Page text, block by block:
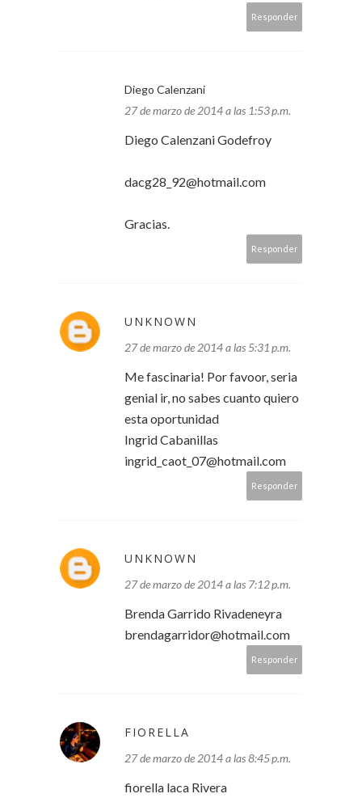
Responder
Diego Calenzani
27 de marzo de 2014 a las 1:53 p.m.
Diego Calenzani Godefroy
dacg28_92@hotmail.com
Gracias.
Responder
UNKNOWN
27 de marzo de 2014 a las 5:31 p.m.
Me fascinaria! Por favoor, seria
genial ir, no sabes cuanto quiero
esta oportunidad
Ingrid Cabanillas
ingrid_caot_07@hotmail.com
Responder
UNKNOWN
27 de marzo de 2014 a las 7:12 p.m.
Brenda Garrido Rivadeneyra
brendagarridor@hotmail.com
Responder
FIORELLA
27 de marzo de 2014 a las 8:45 p.m.
fiorella laca Rivera